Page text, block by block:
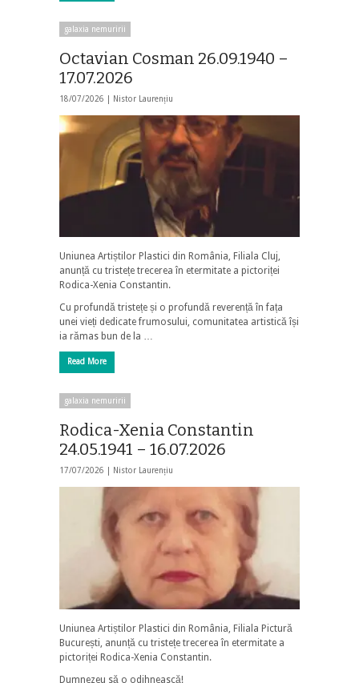
galaxia nemuririi
Octavian Cosman 26.09.1940 –
17.07.2026
18/07/2026 | Nistor Laurențiu
Uniunea Artiștilor Plastici din România, Filiala Cluj,
anunță cu tristețe trecerea în etermitate a pictoriței
Rodica-Xenia Constantin.
Cu profundă tristețe și o profundă reverență în fața
unei vieți dedicate frumosului, comunitatea artistică își
ia rămas bun de la …
Read More
galaxia nemuririi
Rodica-Xenia Constantin
24.05.1941 – 16.07.2026
17/07/2026 | Nistor Laurențiu
Uniunea Artiștilor Plastici din România, Filiala Pictură
București, anunță cu tristețe trecerea în etermitate a
pictoriței Rodica-Xenia Constantin.
Dumnezeu să o odihnească!